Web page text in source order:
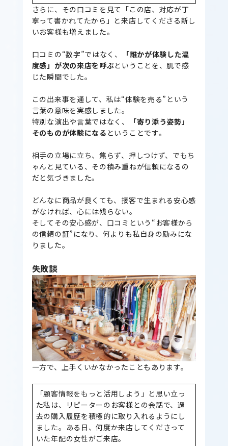
さらに、その口コミを見て「この店、対応が丁
寧って書かれてたから」と来店してくださる新し
いお客様も増えました。
口コミの“数字”ではなく、
「誰かが体験した温
度感」が次の来店を呼ぶということを、肌で感
じた瞬間でした。
この出来事を通して、私は“体験を売る”という
言葉の意味を実感しました。
特別な演出や言葉ではなく、
「寄り添う姿勢」
そのものが体験になる ということです。
相手の立場に立ち、焦らず、押しつけず、でもち
ゃんと見ている、その積み重ねが信頼になるの
だと気づきました。
どんなに商品が良くても、接客で生まれる安心感
がなければ、心には残らない。
そしてその安心感が、口コミという“お客様から
の信頼の証”になり、何よりも私自身の励みにな
りました。
失敗談
一方で、上手くいかなかったこともあります。
「顧客情報をもっと活用しよう」と思い立っ
た私は、リピーターのお客様との会話で、過
去の購入履歴を積極的に取り入れるようにし
ました。ある日、何度か来店してくださって
いた年配の女性がご来店。